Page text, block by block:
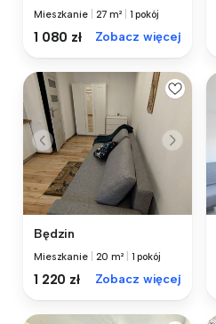
Mieszkanie 27 m² 1 pokój
1 080 zł Zobacz więcej
Będzin
Mieszkanie 20 m² 1 pokój
1 220 zł Zobacz więcej